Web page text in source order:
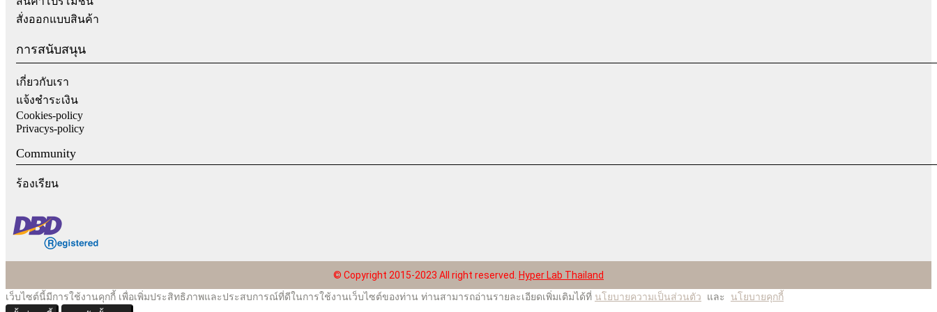
สั่งออกแบบสินค้า
การสนับสนุน
เกี่ยวกับเรา
แจ้งชำระเงิน
Cookies-policy
Privacys-policy
Community
ร้องเรียน
© Copyright 2015-2023 All right reserved. Hyper Lab Thailand
เว็บไซต์นี้มีการใช้งานคุกกี้ เพื่อเพิ่มประสิทธิภาพและประสบการณ์ที่ดีในการใช้งานเว็บไซต์ของท่าน ท่านสามารถอ่านรายละเอียดเพิ่มเติมได้ที่ นโยบายความเป็นส่วนตัว และ นโยบายคุกกี้